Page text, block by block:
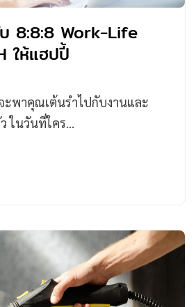
8:8:8 Work-Life
ให้แฮปปี้
ะพาคุณเต้นรำไปกับงานและ
ในวันที่ใคร…